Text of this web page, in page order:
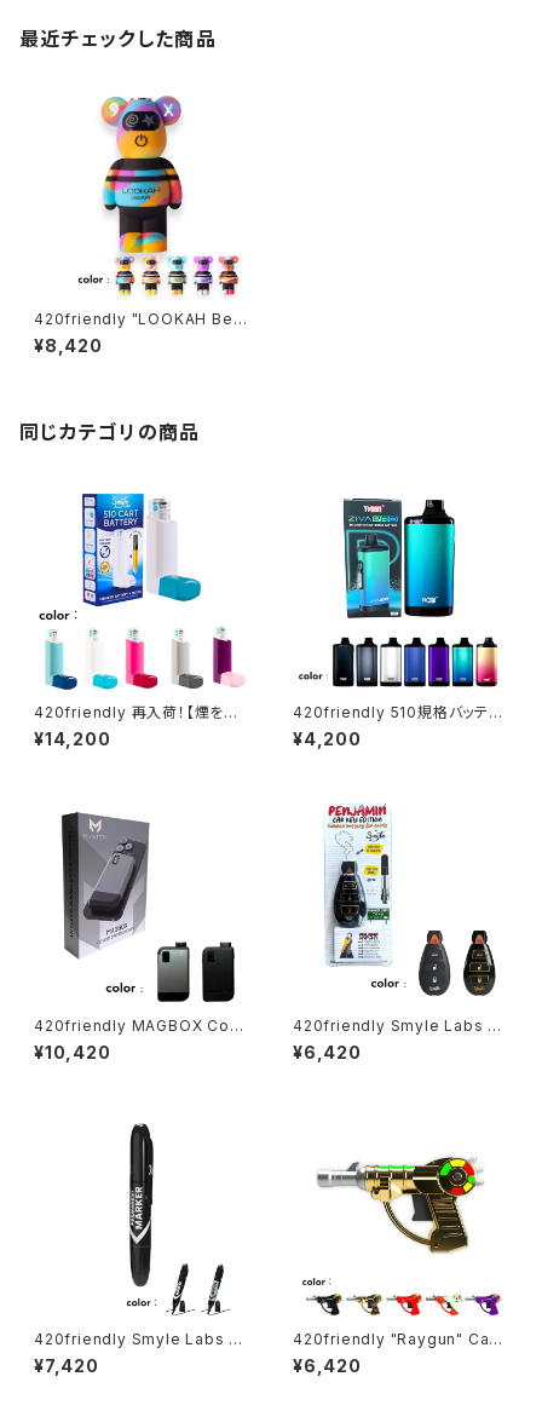
最近チェックした商品
420friendly "LOOKAH Bea
r" 510 カートバッテリー / オリ
ジナルカラー (限定カラー全5
¥8,420
同じカテゴリの商品
420friendly 再入荷！【煙を抑
える】吸入器型ステルスVAPE 5
10バッテリー クラウドフィルター
¥14,200
420friendly 510規格バッテリ
ー Yocan ZIVA PRO|タッチ式
OLED搭載 ステルスバッテリー
¥4,200
420friendly MAGBOX Cov
ert Cartridge Vape（マグボッ
クス） MagSafe対応 510規格
¥10,420
420friendly Smyle Labs P
enjamin キー型ベイプバッテリ
ー
¥6,420
420friendly Smyle Labs パ
ーマネントマーカー型アロマデ
バイス “ペンジャミン”
¥7,420
420friendly "Raygun" Cart
Battery｜光×音×操作性の未
来型510バッテリー
¥6,420